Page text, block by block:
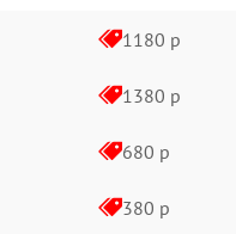
1180 р
1380 р
680 р
380 р